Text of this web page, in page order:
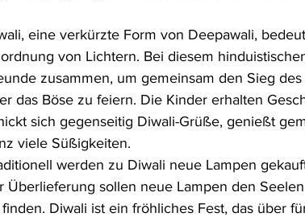
eine verkürzte Form von Deepawali,
von Lichtern. Bei diesem
zusammen, um gemeinsam den Sieg
das Böse zu feiern. Die Kinder erhalten
sich gegenseitig Diwali-Grüße, genießt
viele Süßigkeiten.
werden zu Diwali neue Lampen
Überlieferung sollen neue Lampen den
Diwali ist ein fröhliches Fest, das über